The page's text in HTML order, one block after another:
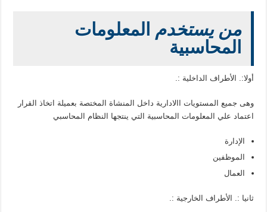
من يستخدم المعلومات
المحاسبية
أولا:. الأطراف الداخلية :.
وهى جميع المستويات االادارية داخل المنشاة المختصة بعميلة اتخاذ القرار
اعتماد علي المعلومات المحاسبية التي ينتجها النظام المحاسبي
الإدارة
الموظفين
العمال
ثانيا :. الأطراف الخارجية :.